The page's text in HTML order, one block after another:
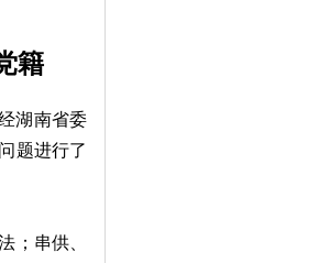
籍
湖南省委
题进行了
；串供、